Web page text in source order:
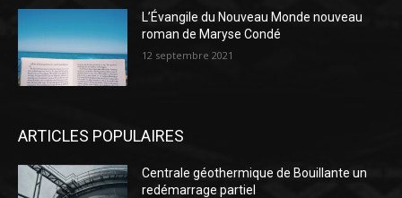
L’Évangile du Nouveau Monde nouveau
roman de Maryse Condé
12 septembre 2021
ARTICLES POPULAIRES
Centrale géothermique de Bouillante un
redémarrage partiel